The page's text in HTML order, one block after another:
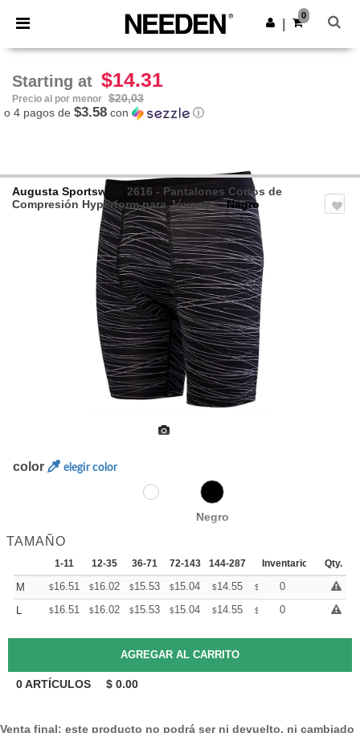
× App de Needen
¡Mejores precios en app!
Descargar app
0
Starting at $14.31
Precio al por menor $20,03
o 4 pagos de $3.58 con ⓘ
Augusta Sportswear
2616 - Pantalones Cortos de
Compresión Hyperform para Jóvenes- Negro
color elegir color
Negro
TAMAÑO
1-11 12-35 36-71 72-143 144-287 288 + Mas
Inventario Qty.
M $16.51 $16.02 $15.53 $15.04 $14.55 $ 14.31
0
L
$16.51 $16.02 $15.53 $15.04 $14.55 $ 14.31
0
0ARTÍCULOS $ 0.00
Venta final: este producto no podrá ser ni devuelto, ni cambiado